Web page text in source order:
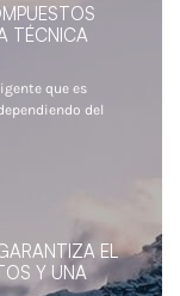
TÉCNICA
que es
del
EL
Y UNA